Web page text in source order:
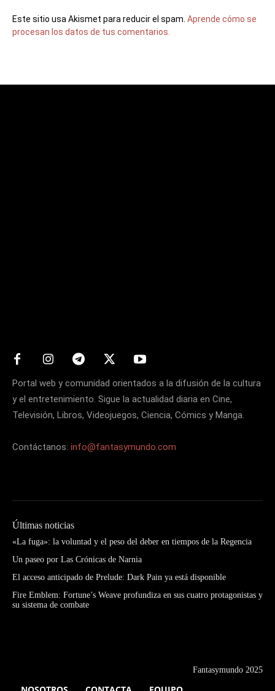
Este sitio usa Akismet para reducir el spam. Aprende cómo se
procesan los datos de tus comentarios.
Portal web y comunidad orientados a la difusión de la cultura
y el entretenimiento. Sigue la actualidad diaria en Cine,
Televisión, Libros, Videojuegos, Ciencia, Cómics y Manga.
Contáctanos: info@fantasymundo.com
Últimas noticias
«La fuga»: la voluntad y el peso del deber en tiempos de la Regencia
Un paseo por Las Crónicas de Narnia
El acceso anticipado de Prelude: Dark Pain ya está disponible
Fire Emblem: Fortune’s Weave profundiza en sus cuatro protagonistas y
su sistema de combate
Fantasymundo 2025